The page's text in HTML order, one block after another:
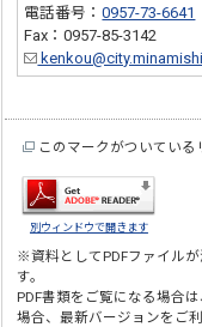
電話番号：0957-73-6641
Fax：0957-85-3142
このマークがついてい
別ウィンドウで開きます
※資料としてPDFファイル
す。
PDF書類をご覧になる場合
場合、最新バージョンをご